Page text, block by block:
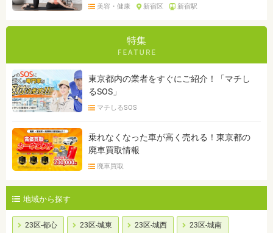
美容・健康 新宿区 新宿駅
特集
東京都内の業者をすぐにご紹介！「マチし
るSOS」
マチしるSOS
乗れなくなった車が高く売れる！東京都の
廃車買取情報
廃車買取
地域から探す
23区-都心 23区-城東 23区-城西 23区-城南